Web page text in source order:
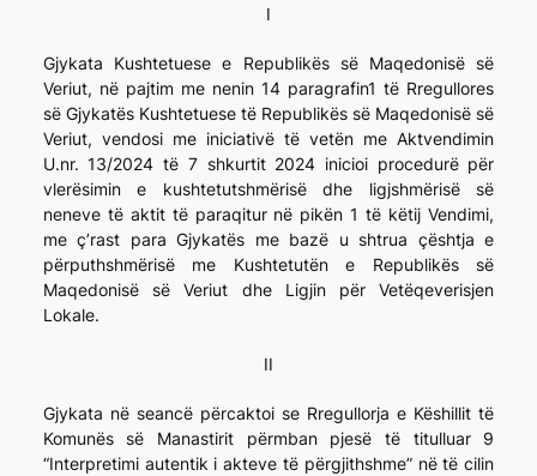
I
Gjykata Kushtetuese e Republikës së Maqedonisë së
Veriut, në pajtim me nenin 14 paragrafin1 të Rregullores
së Gjykatës Kushtetuese të Republikës së Maqedonisë së
Veriut, vendosi me iniciativë të vetën me Aktvendimin
U.nr. 13/2024 të 7 shkurtit 2024 inicioi procedurë për
vlerësimin e kushtetutshmërisë dhe ligjshmërisë së
neneve të aktit të paraqitur në pikën 1 të këtij Vendimi,
me ç’rast para Gjykatës me bazë u shtrua çështja e
përputhshmërisë me Kushtetutën e Republikës së
Maqedonisë së Veriut dhe Ligjin për Vetëqeverisjen
Lokale.
II
Gjykata në seancë përcaktoi se Rregullorja e Këshillit të
Komunës së Manastirit përmban pjesë të titulluar 9
“Interpretimi autentik i akteve të përgjithshme” në të cilin